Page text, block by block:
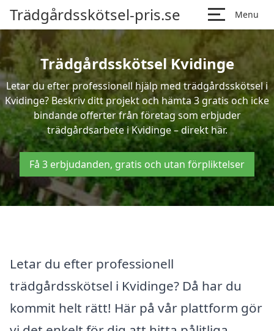
Trädgårdsskötsel-pris.se Menu
Trädgårdsskötsel Kvidinge
Letar du efter professionell hjälp med trädgårdsskötsel i
Kvidinge? Beskriv ditt projekt och hämta 3 gratis och icke
bindande offerter från företag som erbjuder
trädgårdsarbete i Kvidinge – direkt här.
Få 3 erbjudanden, gratis och utan förpliktelser
Letar du efter professionell
trädgårdsskötsel i Kvidinge? Då har du
kommit helt rätt! Här på vår plattform gör